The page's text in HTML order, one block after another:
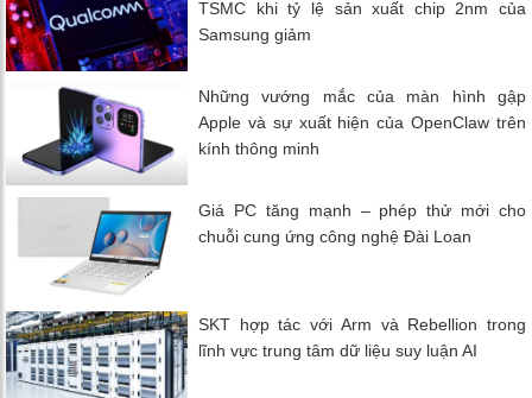
TSMC khi tỷ lệ sản xuất chip 2nm của
Samsung giảm
Những vướng mắc của màn hình gập
Apple và sự xuất hiện của OpenClaw trên
kính thông minh
Giá PC tăng mạnh – phép thử mới cho
chuỗi cung ứng công nghệ Đài Loan
SKT hợp tác với Arm và Rebellion trong
lĩnh vực trung tâm dữ liệu suy luận AI